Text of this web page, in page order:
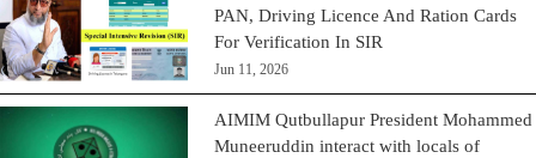
PAN, Driving Licence And Ration Cards
For Verification In SIR
Jun 11, 2026
AIMIM Qutbullapur President Mohammed
Muneeruddin interact with locals of